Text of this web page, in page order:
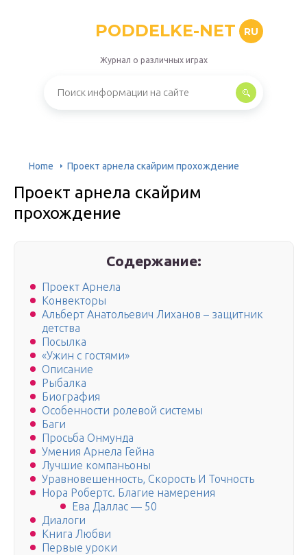
PODDELKE-NET RU
Журнал о различных играх
Home Проект арнела скайрим прохождение
Проект арнела скайрим
прохождение
Содержание:
Проект Арнела
Конвекторы
Альберт Анатольевич Лиханов – защитник
детства
Посылка
«Ужин с гостями»
Описание
Рыбалка
Биография
Особенности ролевой системы
Баги
Просьба Онмунда
Умения Арнела Гейна
Лучшие компаньоны
Уравновешенность, Скорость И Точность
Нора Робертс. Благие намерения
Ева Даллас — 50
Диалоги
Книга Любви
Первые уроки